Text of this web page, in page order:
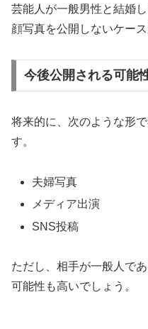
芸能人が一般男性と結婚
顔写真を公開しないケース
今後公開される可能
将来的に、次のような形
す。
夫婦写真
メディア出演
SNS投稿
ただし、相手が一般人で
可能性も高いでしょう。